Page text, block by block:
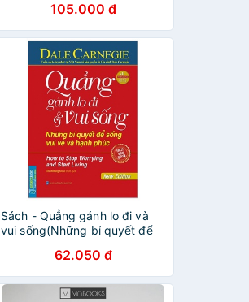
105.000 đ
Sách - Quẳng gánh lo đi và
vui sống(Những bí quyết để
(bìa mềm)62.050 đ